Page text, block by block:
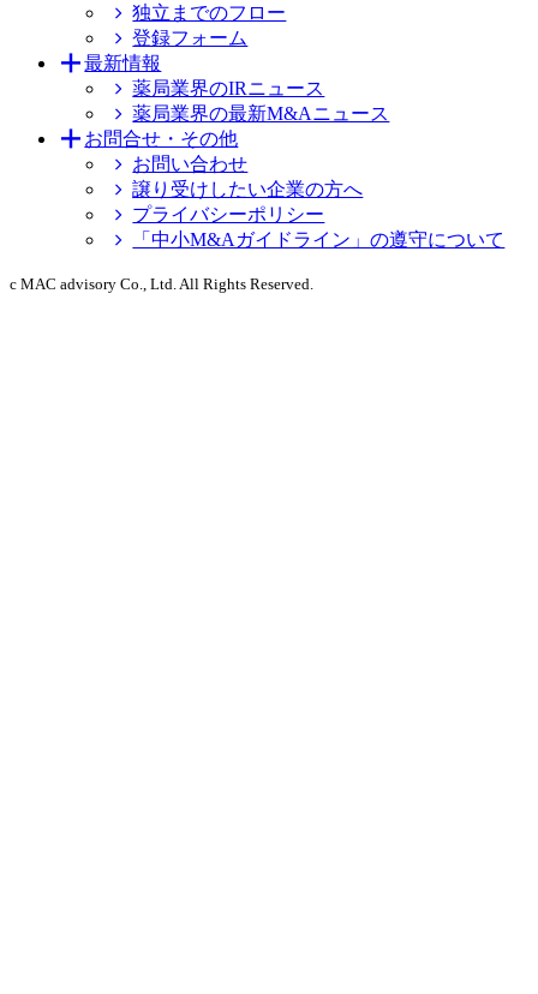
独立までのフロー
登録フォーム
最新情報
薬局業界のIRニュース
薬局業界の最新M&Aニュース
お問合せ・その他
お問い合わせ
譲り受けしたい企業の方へ
プライバシーポリシー
「中小M&Aガイドライン」の遵守について
c MAC advisory Co., Ltd. All Rights Reserved.